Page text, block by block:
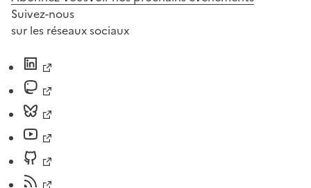
Suivez-nous
sur les réseaux sociaux